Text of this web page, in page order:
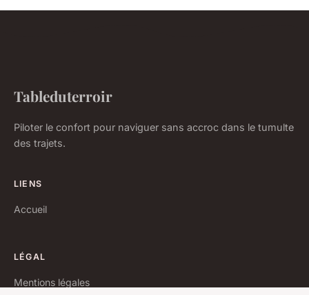
Tableduterroir
Piloter le confort pour naviguer sans accroc dans le tumulte
des trajets.
LIENS
Accueil
LÉGAL
Mentions légales